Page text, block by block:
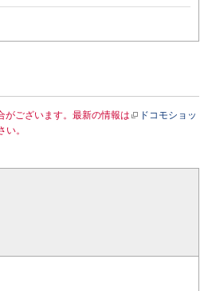
がございます。最新の情報は
ドコモショッ
い。